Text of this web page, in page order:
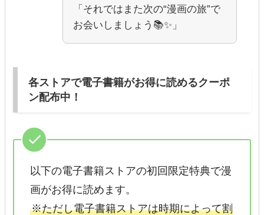
「それではまた次の“漫画の旅”で
お会いしましょう📚✨」
各ストアで電子書籍がお得に読めるクーポ
ン配布中！
以下の電子書籍ストアの初回限定特典で漫
画がお得に読めます。
※ただし電子書籍ストアは時期によって割